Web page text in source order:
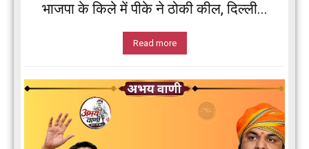
भाजपा के किले में पीके ने ठोकी कील, दिल्ली...
Read more